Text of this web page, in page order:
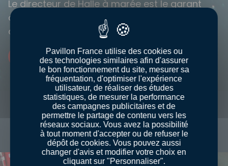
Le directeur de Halle à marée est le garant
quotidien de la première vente des produits
de la pêche, aux enchères en criée.
Découvrir nos métiers
LES TECHNIQUES DE
PÊCHE
Pavillon France utilise des cookies ou
des technologies similaires afin d'assurer
le bon fonctionnement du site, mesurer sa
fréquentation, d'optimiser l'expérience
utilisateur, de réaliser des études
statistiques, de mesurer la performance
des campagnes publicitaires et de
permettre le partage de contenu vers les
réseaux sociaux. Vous avez la possibilité
à tout moment d'accepter ou de refuser le
dépôt de cookies. Vous pouvez aussi
changer d'avis et modifier votre choix en
cliquant sur "Personnaliser".